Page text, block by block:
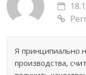
Я принципиально
производства,